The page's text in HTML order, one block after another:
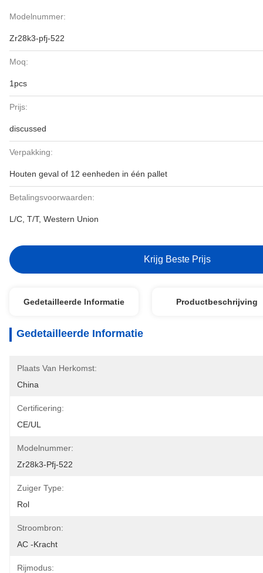
Modelnummer:
Zr28k3-pfj-522
Moq:
1pcs
Prijs:
discussed
Verpakking:
Houten geval of 12 eenheden in één pallet
Betalingsvoorwaarden:
L/C, T/T, Western Union
Krijg Beste Prijs
Gedetailleerde Informatie Productbeschrijving
Gedetailleerde Informatie
Plaats Van Herkomst:
China
Certificering:
CE/UL
Modelnummer:
Zr28k3-Pfj-522
Zuiger Type:
Rol
Stroombron:
AC -kracht
Rijmodus: